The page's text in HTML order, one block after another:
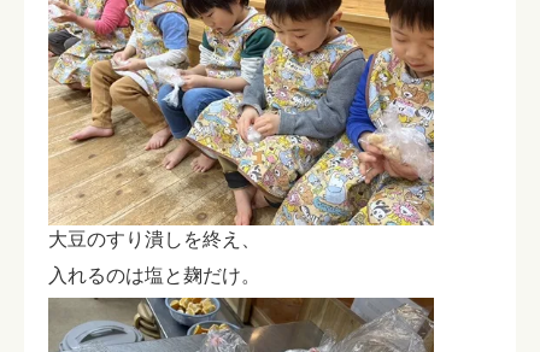
大豆のすり潰しを終え、
入れるのは塩と麹だけ。